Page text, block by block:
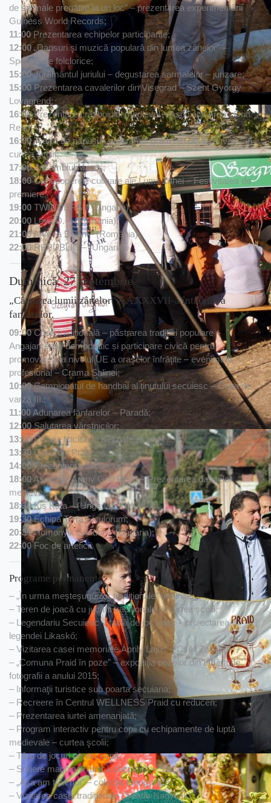
de sarmale pregătite la un loc” – prezentarea experimentării
Guiness World Records;
11:00Prezentarea echipelor participante;
12:00„Dansuri şi muzică populară din lumea zânelor” –
Spectacole folclorice;
15:00Jurământul juriului – degustarea sarmalelor – jurizare;
15:00Prezentarea cavalerilor din Visegrad – Szent Gyorgy
Lovagrend;
16:00Prezentarea războiului medieval – Asociaţia Arany Griff
Rend;
16:00Teatru de păpuşi – programul grădiniţei din Szegvár – în
curtea şcolii;
17:00Ansamblul Mureş;
18:00Capodoperele culinare ale Lumii Zânei – Festivitatea de
premiere;
19:00 TWINNERS – (Ungaria);
20:00 Leya D. – (România);
21:00Andrea Bălan – (România);
22:00REPUBLIC – (Ungaria).
Duminică, 27 septembrie
„Cântarea lumii zânelor” – A XXXVII-a întâlnire a
fanfarelor.
09:00Casă tradiţională – păstrarea tradiţiei populare –
Angajamentul democratic și participare civică pentru
promovarea la nivelul UE a oraşelor înfrăţite – eveniment
profesional – Crama Salinei;
10:00Campionatul de handbal al ţinutului secuiesc – Cupa de
varză III.;
11:00 Adunarea fanfarelor – Paradă;
12:00Salutarea vârstnicilor;
13:00Echipa folclorică Keknefelejcs;
13:30Corul din Praid;
14:00Prezentarea fanfarelor;
18:00Asociaţia Arany Griff Rend – Prezentarea danselor
medieval;
18:30Kis Kata – (Ungaria);
19:30Echipa Terra Siculorum;
20:30Homonyik Sándor – (Ungaria);
22:00Foc de arteficii.
Programe permanente:
– „În urma meşteşugurilor tradiţionale” întâlnire;
– Teren de joacă cu jucării tradiţionale în curtea şcolii;
– Legendariu Secuiesc – tablă de joc uriaş – proiectarea
legendei Likaskő;
– Vizitarea casei memoriale Áprily Lajos – Csiki Zoltán;
– „Comuna Praid în poze” – expoziţia pozelor din tabăra de
fotografii a anului 2015;
– Informaţii turistice sub poarta secuiana;
– Recreere în Centrul WELLNESS Praid cu reduceri;
– Prezentarea iurtei amenanjată;
– Program interactiv pentru copii cu echipamente de luptă
medievale – curtea şcolii;
– Târg de jocuri pentru copii;
– Scriere maghiară runică secuiană – Szász Tibor;
– „Aşa am trăit noi” – colecţie etnografică;
– Vizitarea casei tradiţionale (Strada Nagyfiak).